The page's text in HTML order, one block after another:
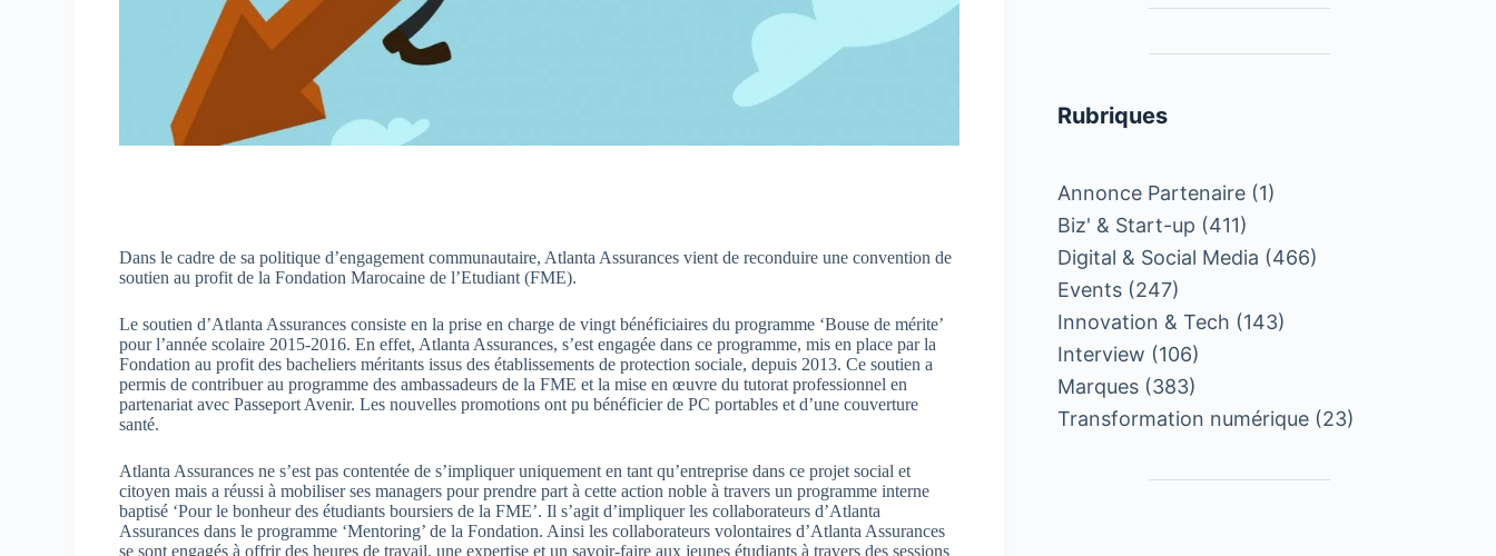
Dans le cadre de sa politique d’engagement communautaire, Atlanta Assurances vient de reconduire une convention de
soutien au profit de la Fondation Marocaine de l’Etudiant (FME).
Le soutien d’Atlanta Assurances consiste en la prise en charge de vingt bénéficiaires du programme ‘Bouse de mérite’
pour l’année scolaire 2015-2016. En effet, Atlanta Assurances, s’est engagée dans ce programme, mis en place par la
Fondation au profit des bacheliers méritants issus des établissements de protection sociale, depuis 2013. Ce soutien a
permis de contribuer au programme des ambassadeurs de la FME et la mise en œuvre du tutorat professionnel en
partenariat avec Passeport Avenir. Les nouvelles promotions ont pu bénéficier de PC portables et d’une couverture
santé.
Atlanta Assurances ne s’est pas contentée de s’impliquer uniquement en tant qu’entreprise dans ce projet social et
citoyen mais a réussi à mobiliser ses managers pour prendre part à cette action noble à travers un programme interne
baptisé ‘Pour le bonheur des étudiants boursiers de la FME’. Il s’agit d’impliquer les collaborateurs d’Atlanta
Assurances dans le programme ‘Mentoring’ de la Fondation. Ainsi les collaborateurs volontaires d’Atlanta Assurances
se sont engagés à offrir des heures de travail, une expertise et un savoir-faire aux jeunes étudiants à travers des sessions
Rubriques
Annonce Partenaire (1)
Biz' & Start-up (411)
Digital & Social Media (466)
Events (247)
Innovation & Tech (143)
Interview (106)
Marques (383)
Transformation numérique (23)